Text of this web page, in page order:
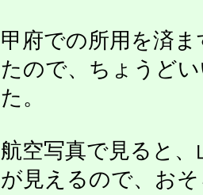
甲府での所用を済
たので、ちょうど
た。
航空写真で見ると
が見えるので、お